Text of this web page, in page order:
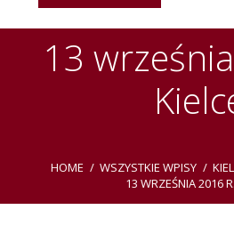
13
HOME WSZYSTKIE WPISY
13 WRZEŚNIA 2016
Warsztaty
Festiwal
Kurs instruktorski